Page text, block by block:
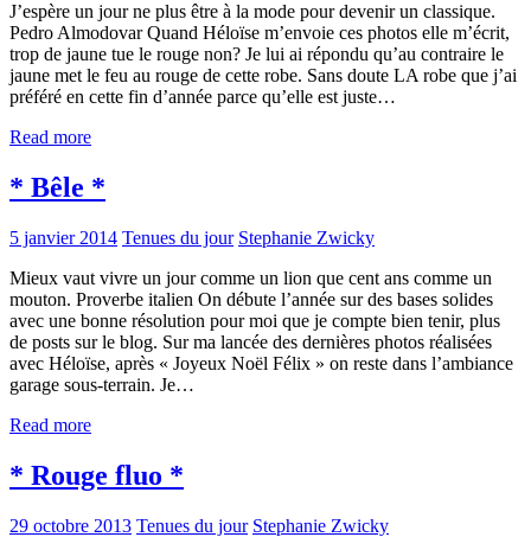
J’espère un jour ne plus être à la mode pour devenir un classique.
Pedro Almodovar Quand Héloïse m’envoie ces photos elle m’écrit,
trop de jaune tue le rouge non? Je lui ai répondu qu’au contraire le
jaune met le feu au rouge de cette robe. Sans doute LA robe que j’ai
préféré en cette fin d’année parce qu’elle est juste…
Read more
* Bêle *
5 janvier 2014 Tenues du jour Stephanie Zwicky
Mieux vaut vivre un jour comme un lion que cent ans comme un
mouton. Proverbe italien On débute l’année sur des bases solides
avec une bonne résolution pour moi que je compte bien tenir, plus
de posts sur le blog. Sur ma lancée des dernières photos réalisées
avec Héloïse, après « Joyeux Noël Félix » on reste dans l’ambiance
garage sous-terrain. Je…
Read more
* Rouge fluo *
29 octobre 2013 Tenues du jour Stephanie Zwicky